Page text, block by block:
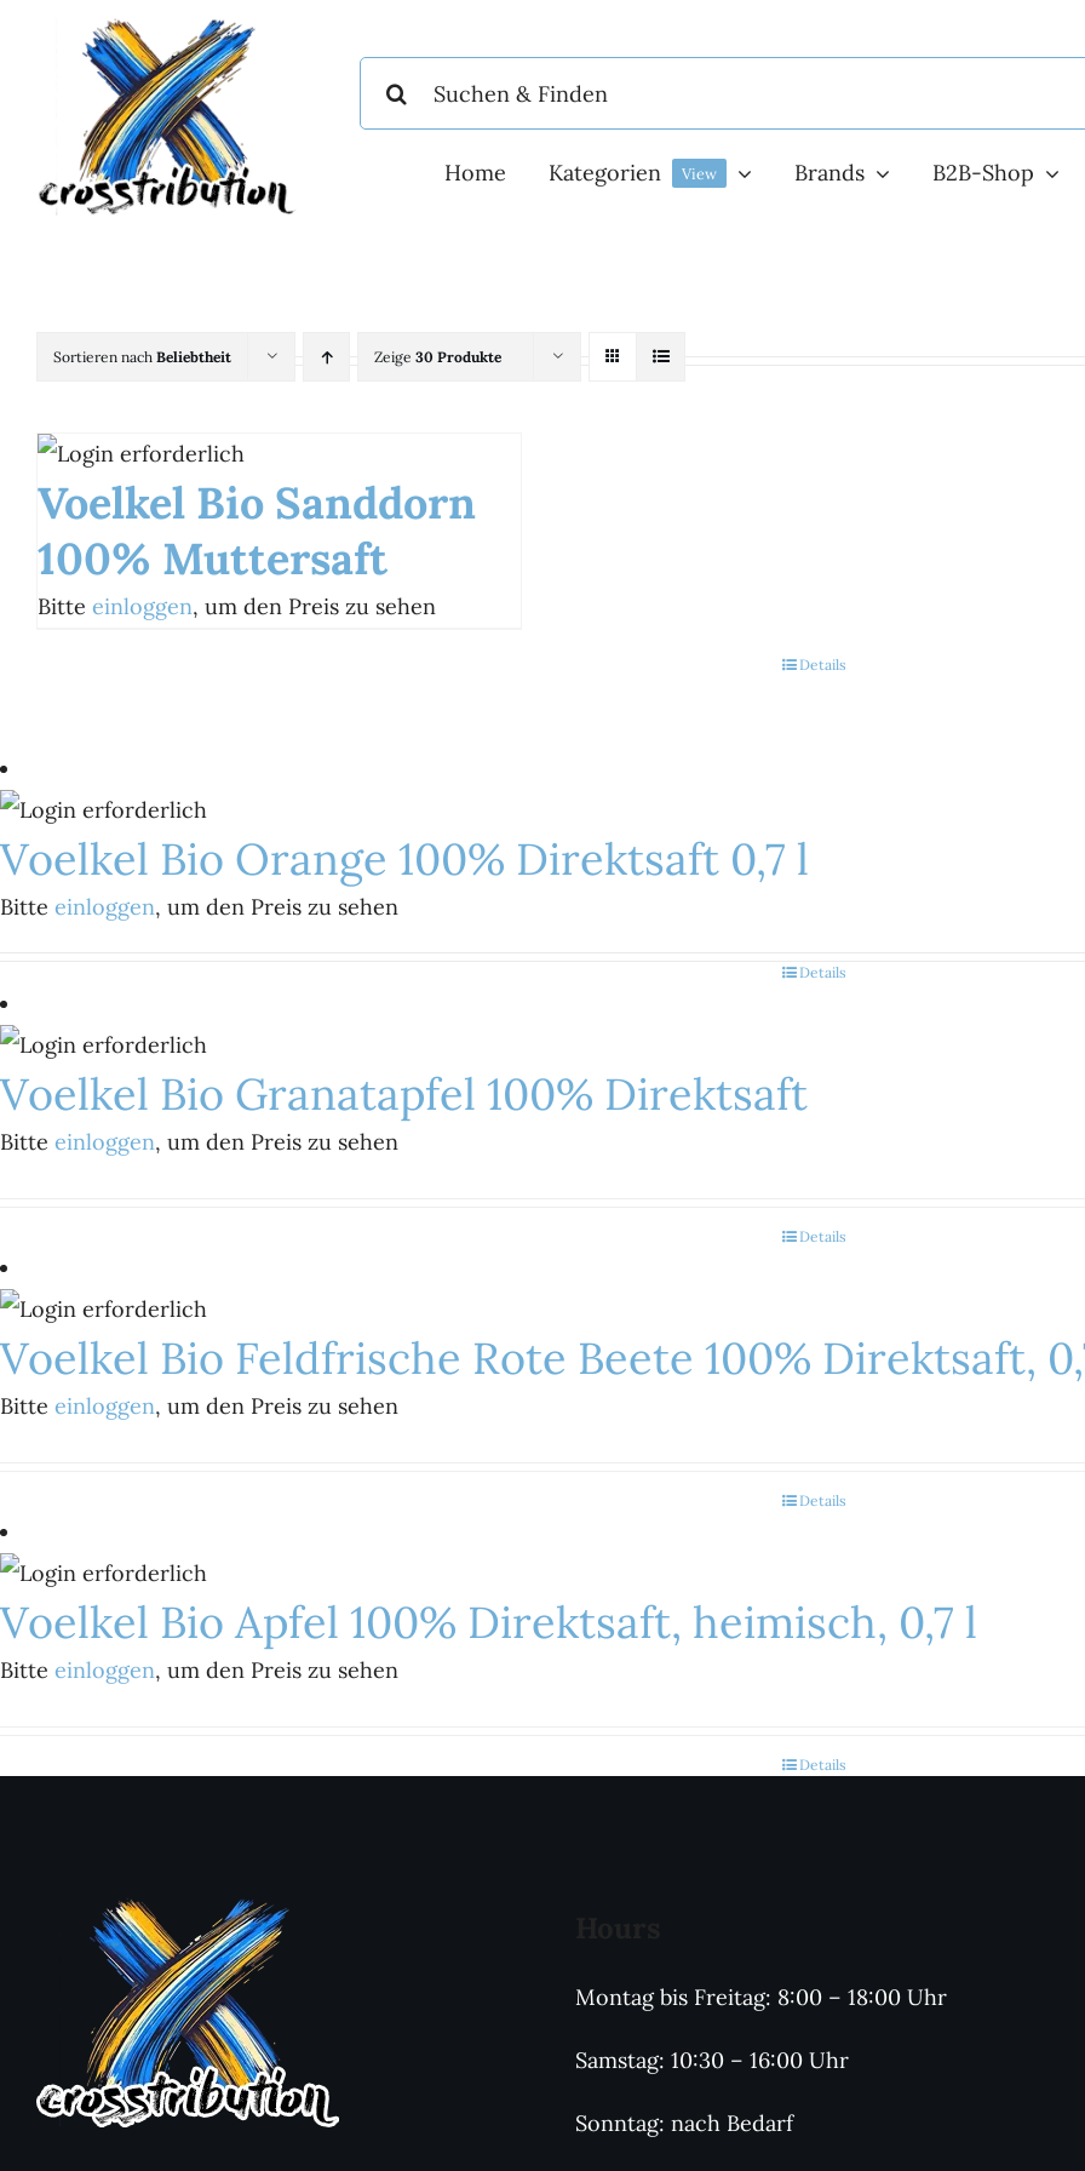
Home
Kategorien View Brands B2B-Shop
Sortieren nach Beliebtheit Zeige 30 Produkte
Voelkel Bio Sanddorn
100% Muttersaft
Bitte einloggen, um den Preis zu sehen
Details
Voelkel Bio Orange 100% Direktsaft 0,7 l
Bitte einloggen, um den Preis zu sehen
Details
Voelkel Bio Granatapfel 100% Direktsaft
Bitte einloggen, um den Preis zu sehen
Details
Voelkel Bio Feldfrische Rote Beete 100% Direktsaft,
Bitte einloggen, um den Preis zu sehen
Details
Voelkel Bio Apfel 100% Direktsaft, heimisch, 0,7 l
Bitte einloggen, um den Preis zu sehen
Details
Montag bis Freitag: 8:00 – 18:00 Uhr
Samstag: 10:30 – 16:00 Uhr
Sonntag: nach Bedarf